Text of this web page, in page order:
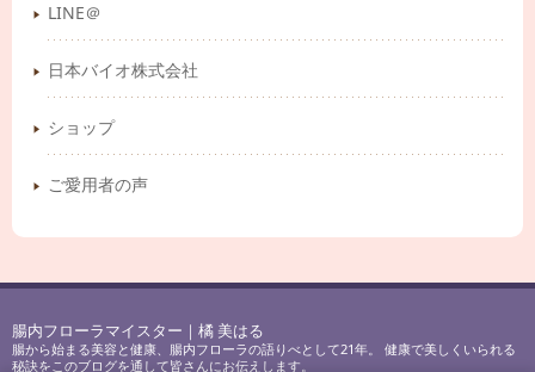
LINE＠
日本バイオ株式会社
ショップ
ご愛用者の声
腸内フローラマイスター｜橘 美はる
腸から始まる美容と健康、腸内フローラの語りべとして21年。 健康で美しくいられる
秘訣をこのブログを通して皆さんにお伝えします。